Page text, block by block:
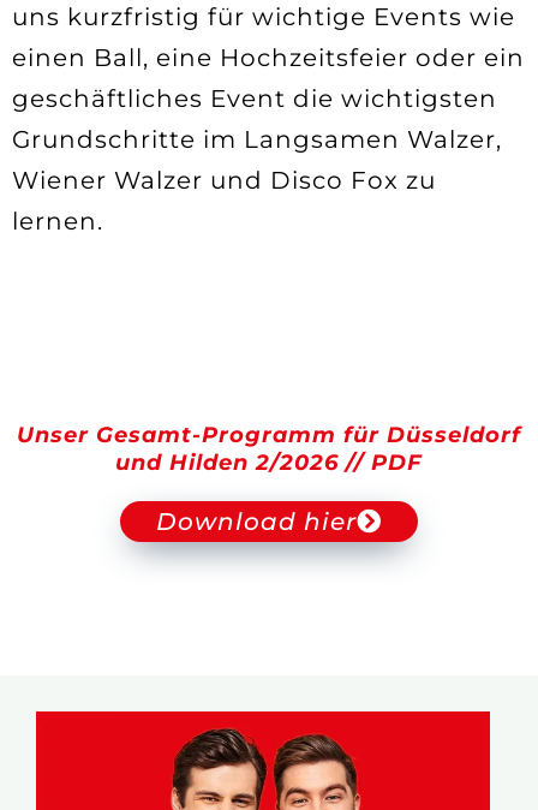
uns kurzfristig für wichtige Events wie
einen Ball, eine Hochzeitsfeier oder ein
geschäftliches Event die wichtigsten
Grundschritte im Langsamen Walzer,
Wiener Walzer und Disco Fox zu
lernen.
Unser Gesamt-Programm für Düsseldorf
und Hilden 2/2026 // PDF
Download hier